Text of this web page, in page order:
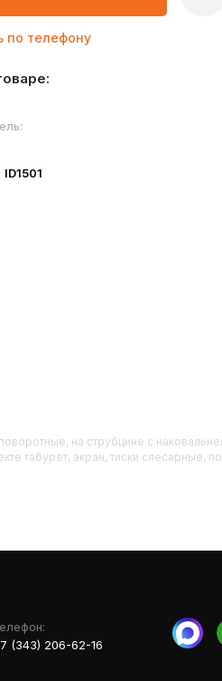
по телефону
ID1501
на струбцине с
табурет, экран, тиски слесарные,
(343) 206-62-16